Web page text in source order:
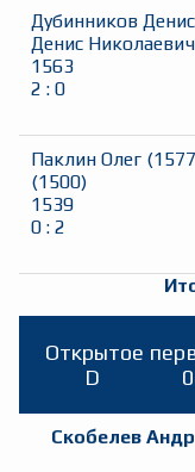
Дубинников
Денис Николаевич
1563
2 : 0
Паклин Олег (1577
(1500)
1539
0 : 2
Открытое
D
Скобелев